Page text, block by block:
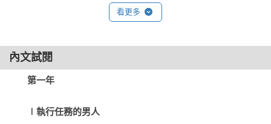
凌的男孩。接下來的幾年內，男孩跟隨春斗出生入死，急速成
長。豈料，春斗得罪組織高層，身陷敵境。男孩單槍匹馬救出
陌生的世界……
♪ 大四生松嶋在畢業前夕失戀了。女友說他是沒有引擎的滑翔
關係上挫折連連。不過，自從陪女同事尋回重要的不倒翁護身
看更多
內文試閱
第一年
∣執行任務的男人